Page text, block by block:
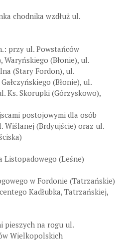
chodnika wzdłuż ul.
przy ul. Powstańców
(Błonie), ul.
(Stary Fordon), ul.
(Błonie), ul.
Ks. Skorupki (Górzyskowo),
postojowymi dla osób
Wiślanej (Brdyujście) oraz ul.
Listopadowego (Leśne)
w Fordonie (Tatrzańskie)
Kadłubka, Tatrzańskiej,
pieszych na rogu ul.
Wielkopolskich